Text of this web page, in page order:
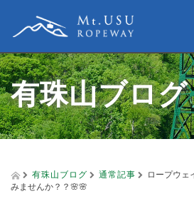
有珠山ブログ
有珠山ブログ 通常記事
ロープウェ
みませんか？？🌸🌸